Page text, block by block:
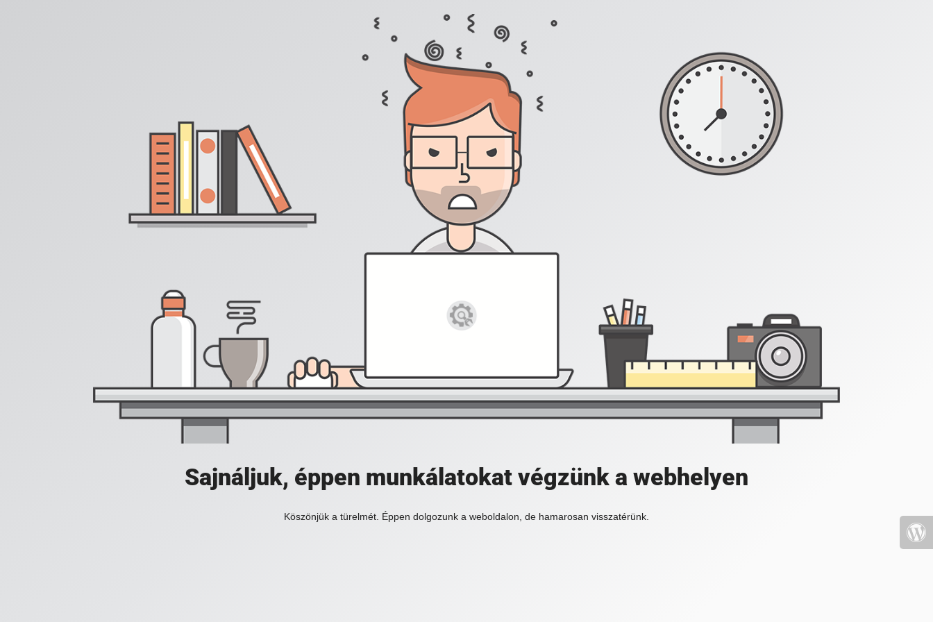
Sajnáljuk, éppen munkálatokat végzünk a webhelyen
Köszönjük a türelmét. Éppen dolgozunk a weboldalon, de hamarosan visszatérünk.